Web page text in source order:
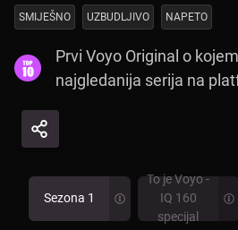
SMIJEŠNO UZBUDLJIVO NAPETO
Prvi Voyo Original o
najgledanija serija na
Sezona 1
To je Voyo -
IQ 160
specijal